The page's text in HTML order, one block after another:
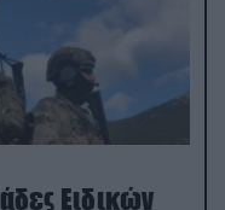
Ειδικών